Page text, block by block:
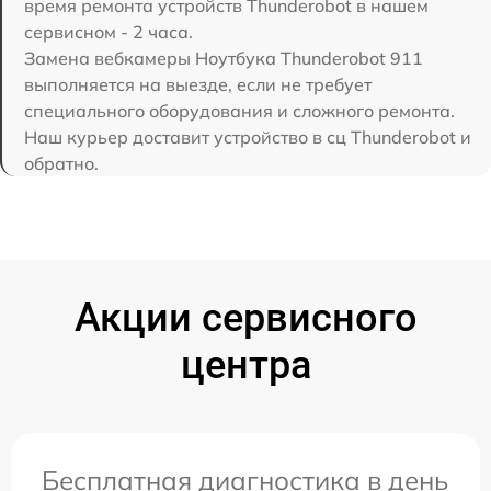
время ремонта устройств Thunderobot в нашем
сервисном - 2 часа.
Замена вебкамеры Ноутбука Thunderobot 911
выполняется на выезде, если не требует
специального оборудования и сложного ремонта.
Наш курьер доставит устройство в сц Thunderobot и
обратно.
Акции сервисного
центра
Бесплатная диагностика в день